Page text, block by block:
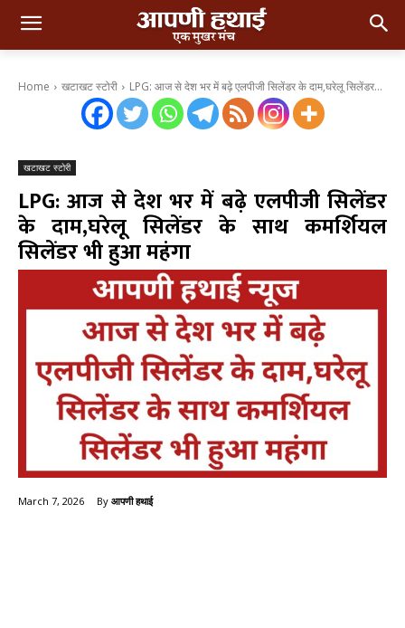
Home खटाखट स्टोरी LPG: आज से देश भर में बढ़े एलपीजी सिलेंडर के दाम,घरेलू सिलेंडर...
खटाखट स्टोरी
LPG: आज से देश भर में बढ़े एलपीजी सिलेंडर
के दाम,घरेलू सिलेंडर के साथ कमर्शियल
सिलेंडर भी हुआ महंगा
March 7, 2026 By आपणी हथाई